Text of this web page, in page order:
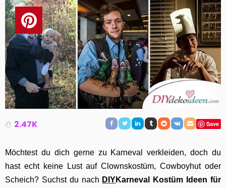
2.47K Save
Möchtest du dich gerne zu Karneval verkleiden, doch du
hast echt keine Lust auf Clownskostüm, Cowboyhut oder
Scheich? Suchst du nach DIYKarneval Kostüm Ideen für